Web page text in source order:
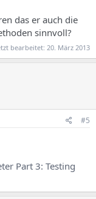
das er auch die
sinnvoll?
bearbeitet: 20. März 2013
#5
Part 3: Testing